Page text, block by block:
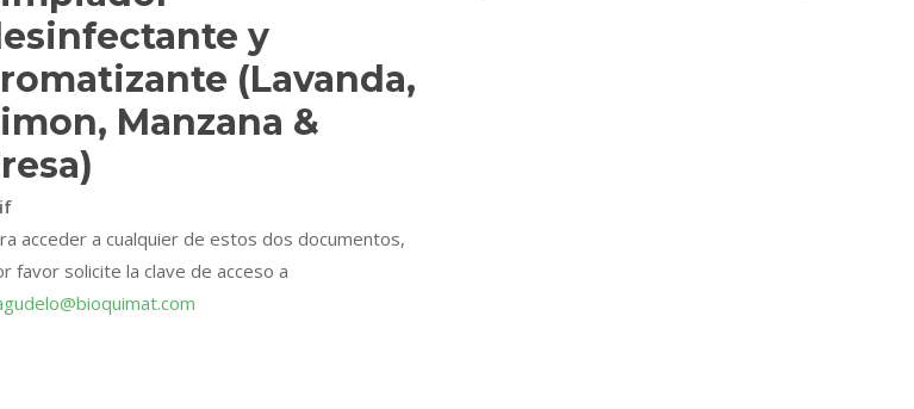
y
(Lavanda,
Manzana &
acceder a cualquier de estos dos documentos,
favor solicite la clave de acceso a